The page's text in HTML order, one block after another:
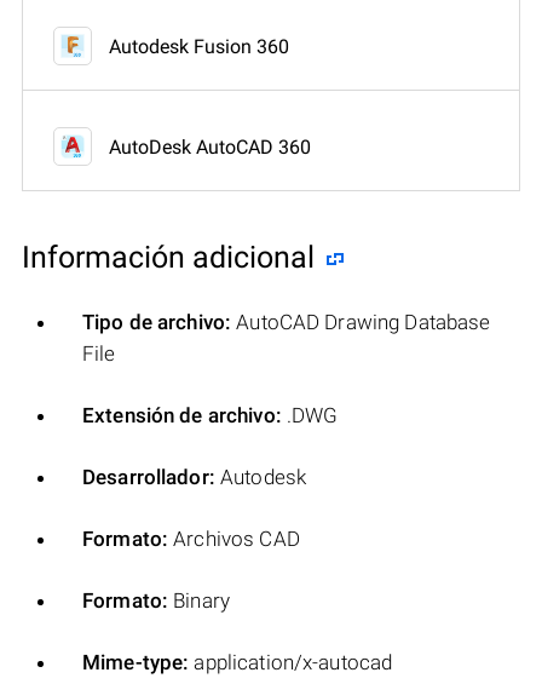
Autodesk Fusion 360
AutoDesk AutoCAD 360
Información adicional
Tipo de archivo: AutoCAD Drawing Database
File
Extensión de archivo: .DWG
Desarrollador: Autodesk
Formato: Archivos CAD
Formato: Binary
Mime-type: application/x-autocad